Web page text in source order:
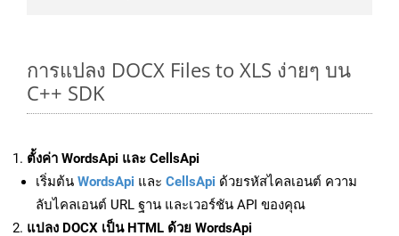
การแปลง DOCX Files to XLS ง่ายๆ บน
C++ SDK
ตั้งค่า WordsApi และ CellsApi
เริ่มต้น WordsApi และ CellsApi ด้วยรหัสไคลเอนต์ ความ
ลับไคลเอนต์ URL ฐาน และเวอร์ชัน API ของคุณ
แปลง DOCX เป็น HTML ด้วย WordsApi